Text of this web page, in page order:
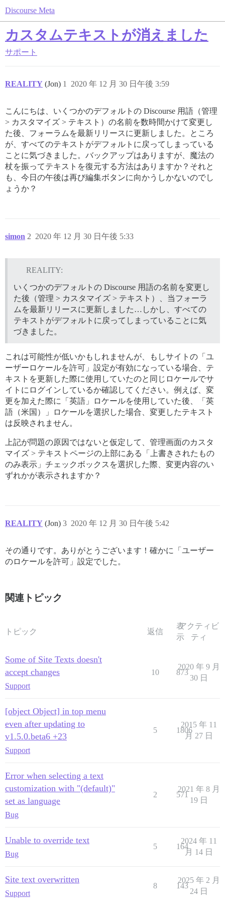
Discourse Meta
カスタムテキストが消えました
サポート
REALITY (Jon) 2020 年 12 月 30 日午後 3:59
1
こんにちは、いくつかのデフォルトの Discourse 用語（管理
> カスタマイズ > テキスト）の名前を数時間かけて変更し
た後、フォーラムを最新リリースに更新しました。ところ
が、すべてのテキストがデフォルトに戻ってしまっている
ことに気づきました。バックアップはありますが、魔法の
杖を振ってテキストを復元する方法はありますか？それと
も、今日の午後は再び編集ボタンに向かうしかないのでし
ょうか？
simon 2020 年 12 月 30 日午後 5:33
2
REALITY:
いくつかのデフォルトの Discourse 用語の名前を変更し
た後（管理 > カスタマイズ > テキスト）、当フォーラ
ムを最新リリースに更新しました…しかし、すべての
テキストがデフォルトに戻ってしまっていることに気
づきました。
これは可能性が低いかもしれませんが、もしサイトの「ユ
ーザーロケールを許可」設定が有効になっている場合、テ
キストを更新した際に使用していたのと同じロケールでサ
イトにログインしているか確認してください。例えば、変
更を加えた際に「英語」ロケールを使用していた後、「英
語（米国）」ロケールを選択した場合、変更したテキスト
は反映されません。
上記が問題の原因ではないと仮定して、管理画面のカスタ
マイズ > テキストページの上部にある「上書きされたもの
のみ表示」チェックボックスを選択した際、変更内容のい
ずれかが表示されますか？
REALITY (Jon) 2020 年 12 月 30 日午後 5:42
3
その通りです。ありがとうございます！確かに「ユーザー
のロケールを許可」設定でした。
関連トピック
トピック 返信
表
示
アクティビ
ティ
Some of Site Texts doesn't
accept changes
Support
10 873
2020 年 9 月
30 日
[object Object] in top menu
even after updating to
v1.5.0.beta6 +23
Support
5 1806
2015 年 11
月 27 日
Error when selecting a text
customization with "(default)"
set as language
Bug
2 571
2021 年 8 月
19 日
Unable to override text
Bug
5 164
2024 年 11
月 14 日
Site text overwritten
Support
8 143
2025 年 2 月
24 日